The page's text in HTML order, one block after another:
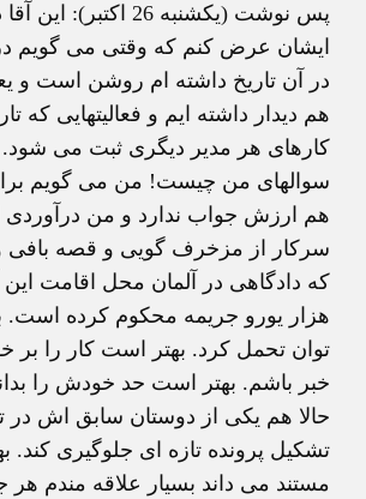
پس نوشت
(یکشنبه 26
ایشان عرض کنم که وقتی می گویم
در آن تاریخ داشته ام روشن است و
هم دیدار داشته ایم و فعالیتهایی که
کارهای هر مدیر دیگری ثبت می شود.
سوالهای من چیست! من می گویم
هم ارزش جواب ندارد و من درآوردی
سرکار از مزخرف گویی و قصه بافی و
هزار یورو جریمه محکوم کرده
توان تحمل کرد. بهتر است کار را
خبر باشم. بهتر است حد خودش را
حالا هم یکی از دوستان سابق اش در
تشکیل پرونده تازه ای جلوگیری
مستند می داند بسیار علاقه مندم